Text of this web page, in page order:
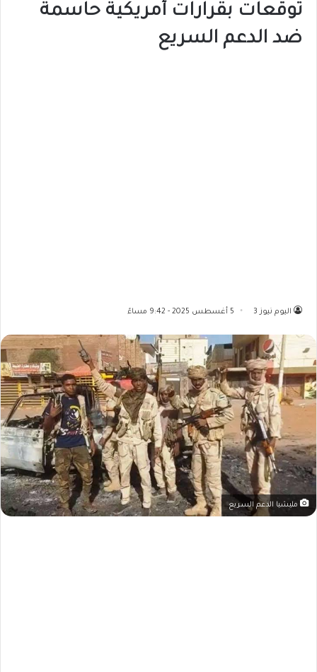
توقعات بقرارات أمريكية حاسمة
ضد الدعم السريع
اليوم نيوز 3 5 أغسطس 2025 - 9:42 مساءً
مليشيا الدعم السريع